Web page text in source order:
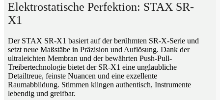
Elektrostatische Perfektion: STAX SR-
X1
Der STAX SR-X1 basiert auf der berühmten SR-X-Serie und
setzt neue Maßstäbe in Präzision und Auflösung. Dank der
ultraleichten Membran und der bewährten Push-Pull-
Treibertechnologie bietet der SR-X1 eine unglaubliche
Detailtreue, feinste Nuancen und eine exzellente
Raumabbildung. Stimmen klingen authentisch, Instrumente
lebendig und greifbar.